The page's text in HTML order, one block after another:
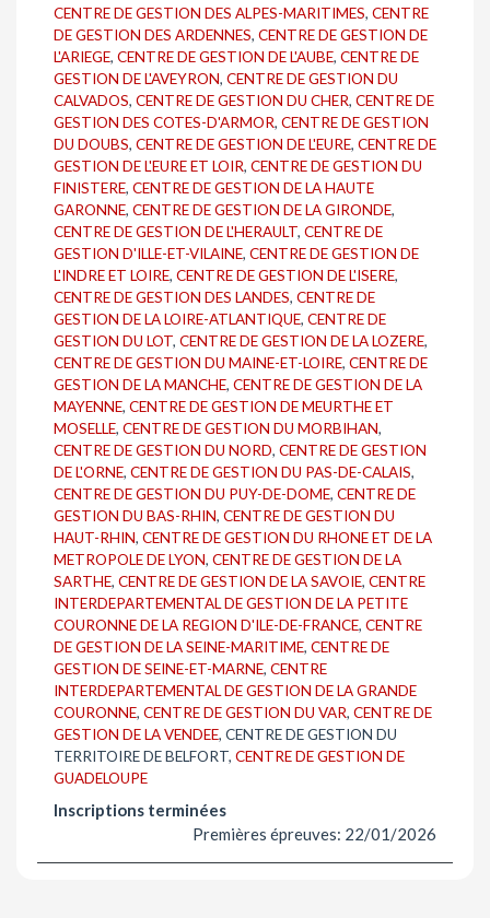
CENTRE DE GESTION DES ALPES-MARITIMES, CENTRE
DE GESTION DES ARDENNES, CENTRE DE GESTION DE
L'ARIEGE, CENTRE DE GESTION DE L'AUBE, CENTRE DE
GESTION DE L'AVEYRON, CENTRE DE GESTION DU
CALVADOS, CENTRE DE GESTION DU CHER, CENTRE DE
GESTION DES COTES-D'ARMOR, CENTRE DE GESTION
DU DOUBS, CENTRE DE GESTION DE L'EURE, CENTRE DE
GESTION DE L'EURE ET LOIR, CENTRE DE GESTION DU
FINISTERE, CENTRE DE GESTION DE LA HAUTE
GARONNE, CENTRE DE GESTION DE LA GIRONDE,
CENTRE DE GESTION DE L'HERAULT, CENTRE DE
GESTION D'ILLE-ET-VILAINE, CENTRE DE GESTION DE
L'INDRE ET LOIRE, CENTRE DE GESTION DE L'ISERE,
CENTRE DE GESTION DES LANDES, CENTRE DE
GESTION DE LA LOIRE-ATLANTIQUE, CENTRE DE
GESTION DU LOT, CENTRE DE GESTION DE LA LOZERE,
CENTRE DE GESTION DU MAINE-ET-LOIRE, CENTRE DE
GESTION DE LA MANCHE, CENTRE DE GESTION DE LA
MAYENNE, CENTRE DE GESTION DE MEURTHE ET
MOSELLE, CENTRE DE GESTION DU MORBIHAN,
CENTRE DE GESTION DU NORD, CENTRE DE GESTION
DE L'ORNE, CENTRE DE GESTION DU PAS-DE-CALAIS,
CENTRE DE GESTION DU PUY-DE-DOME, CENTRE DE
GESTION DU BAS-RHIN, CENTRE DE GESTION DU
HAUT-RHIN, CENTRE DE GESTION DU RHONE ET DE LA
METROPOLE DE LYON, CENTRE DE GESTION DE LA
SARTHE, CENTRE DE GESTION DE LA SAVOIE, CENTRE
INTERDEPARTEMENTAL DE GESTION DE LA PETITE
COURONNE DE LA REGION D'ILE-DE-FRANCE, CENTRE
DE GESTION DE LA SEINE-MARITIME, CENTRE DE
GESTION DE SEINE-ET-MARNE, CENTRE
INTERDEPARTEMENTAL DE GESTION DE LA GRANDE
COURONNE, CENTRE DE GESTION DU VAR, CENTRE DE
GESTION DE LA VENDEE, CENTRE DE GESTION DU
TERRITOIRE DE BELFORT, CENTRE DE GESTION DE
GUADELOUPE
Inscriptions terminées
Premières épreuves: 22/01/2026